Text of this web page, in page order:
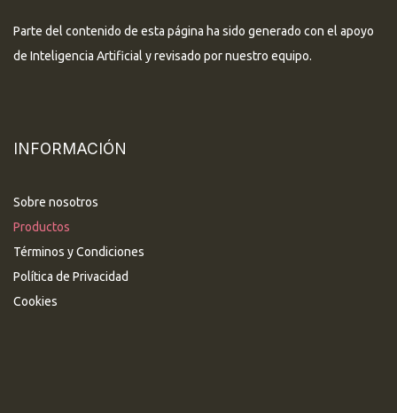
Parte del contenido de esta página ha sido generado con el apoyo
de Inteligencia Artificial y revisado por nuestro equipo.
INFORMACIÓN
Sobre nosotros
Productos
Términos y Condiciones
Política de Privacidad
Cookies